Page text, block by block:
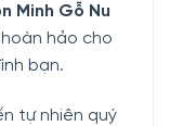
Minh Gỗ Nu
hảo cho
bạn.
tự nhiên quý